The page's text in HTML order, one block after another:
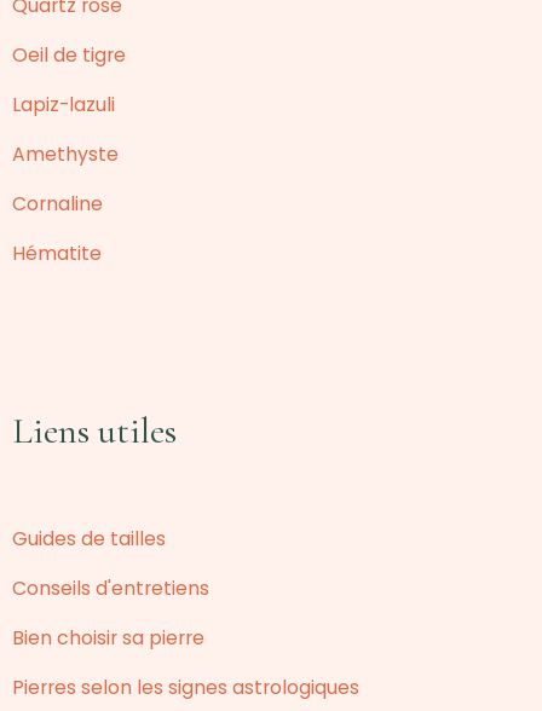
Quartz rose
Oeil de tigre
Lapiz-lazuli
Amethyste
Cornaline
Hématite
Liens utiles
Guides de tailles
Conseils d'entretiens
Bien choisir sa pierre
Pierres selon les signes astrologiques